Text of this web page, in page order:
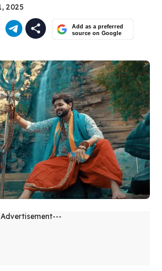
2025
Add as a preferred
source on Google